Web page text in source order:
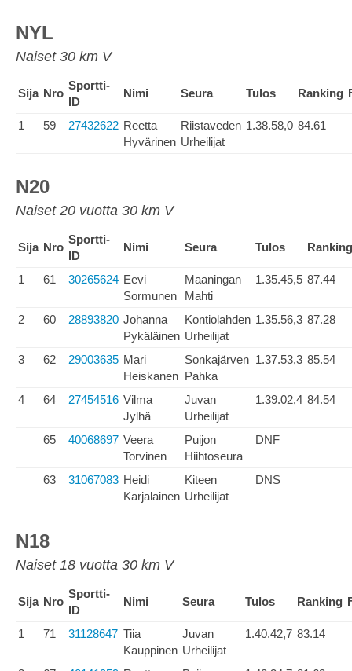
NYL
Naiset 30 km V
Sija Nro
Sportti-
ID
Nimi Seura Tulos Ranking
1 59 27432622 Reetta
Hyvärinen
Riistaveden
Urheilijat
1.38.58,0 84.61
N20
Naiset 20 vuotta 30 km V
Sija Nro
Sportti-
ID
Nimi Seura Tulos Ranking
1 61 30265624 Eevi
Sormunen
Maaningan
Mahti
1.35.45,5 87.44
2 60 28893820 Johanna
Pykäläinen
Kontiolahden
Urheilijat
1.35.56,3 87.28
3 62 29003635 Mari
Heiskanen
Sonkajärven
Pahka
1.37.53,3 85.54
4 64 27454516 Vilma
Jylhä
Juvan
Urheilijat
1.39.02,4 84.54
65 40068697 Veera
Torvinen
Puijon
Hiihtoseura
DNF
63 31067083 Heidi
Karjalainen
Kiteen
Urheilijat
DNS
N18
Naiset 18 vuotta 30 km V
Sija Nro
Sportti-
ID
Nimi Seura Tulos Ranking
1 71 31128647 Tiia
Kauppinen
Juvan
Urheilijat
1.40.42,7 83.14